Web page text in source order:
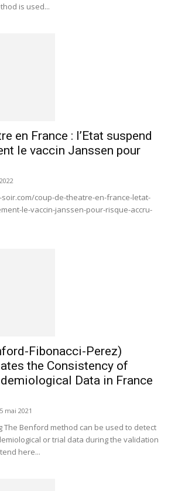
is used...
en France : l’Etat suspend
le vaccin Janssen pour
coup-de-theatre-en-france-letat-
le-vaccin-janssen-pour-risque-accru-
Fibonacci-Perez)
the Consistency of
Data in France
5 mai 2021
The Benford method can be used to detect
or trial data during the validation
here...